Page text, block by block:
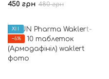
450 грн 480 грн
ХІТ
−6%